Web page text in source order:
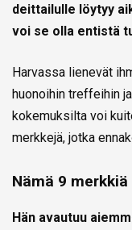
deittailulle löytyy
voi se olla entistä
Harvassa lienevät
huonoihin treffeihin
kokemuksilta voi
merkkejä, jotka
Nämä 9
Hän avautuu